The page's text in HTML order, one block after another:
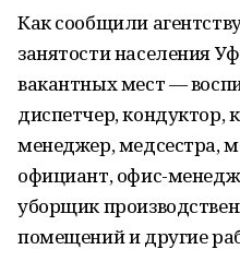
Как сообщили
занятости населения
вакантных мест —
диспетчер, кондуктор,
менеджер, медсестра,
официант, офис-
уборщик
помещений и другие